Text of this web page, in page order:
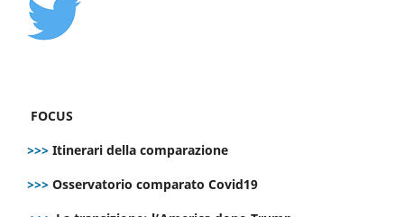
FOCUS
>>> Itinerari della comparazione
>>> Osservatorio comparato Covid19